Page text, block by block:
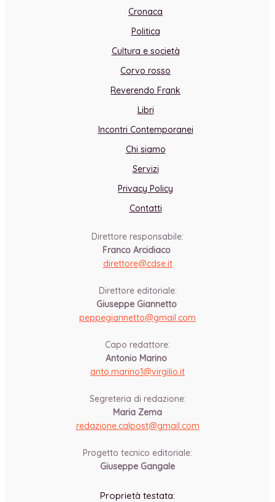
Cronaca
Politica
Cultura e società
Corvo rosso
Reverendo Frank
Libri
Incontri Contemporanei
Chi siamo
Servizi
Privacy Policy
Contatti
Direttore responsabile:
Franco Arcidiaco
direttore@cdse.it
Direttore editoriale:
Giuseppe Giannetto
peppegiannetto@gmail.com
Capo redattore:
Antonio Marino
anto.marino1@virgilio.it
Segreteria di redazione:
Maria Zema
redazione.calpost@gmail.com
Progetto tecnico editoriale:
Giuseppe Gangale
Proprietà testata: